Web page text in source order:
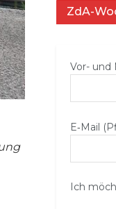
ZdA-
Vor- und
E‑Mail
Ich